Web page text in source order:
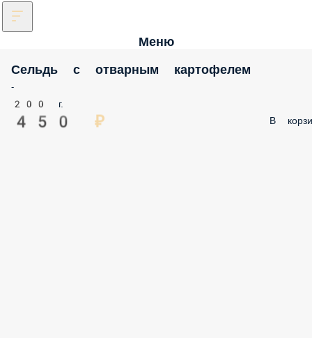
Меню
Сельдь с отварным картофелем
-
200 г.
450 ₽ В